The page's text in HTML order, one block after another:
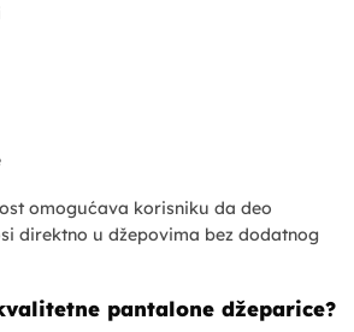
omogućava korisniku da deo
direktno u džepovima bez dodatnog
pantalone džeparice?